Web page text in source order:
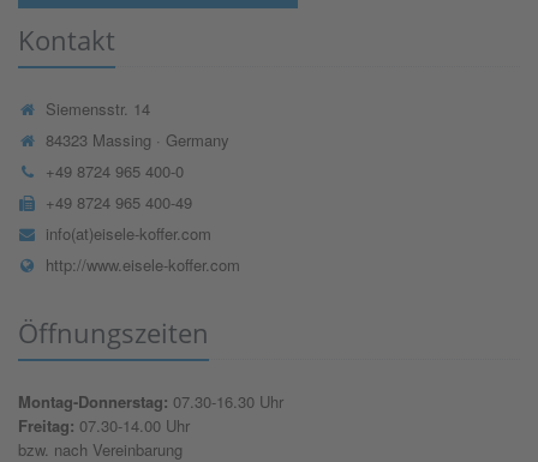
Kontakt
Siemensstr. 14
84323 Massing · Germany
+49 8724 965 400-0
+49 8724 965 400-49
info(at)eisele-koffer.com
http://www.eisele-koffer.com
Öffnungszeiten
Montag-Donnerstag: 07.30-16.30 Uhr
Freitag: 07.30-14.00 Uhr
bzw. nach Vereinbarung